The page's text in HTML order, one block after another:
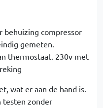
behuizing compressor
gemeten.
thermostaat. 230v met
wat er aan de hand is.
testen zonder